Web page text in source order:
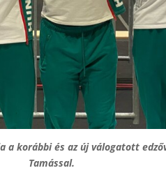
korábbi és az új válogatott
Tamással.